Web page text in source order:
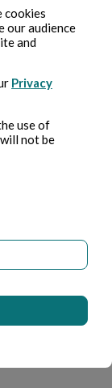
cookies
our audience
and
Privacy
use of
not be